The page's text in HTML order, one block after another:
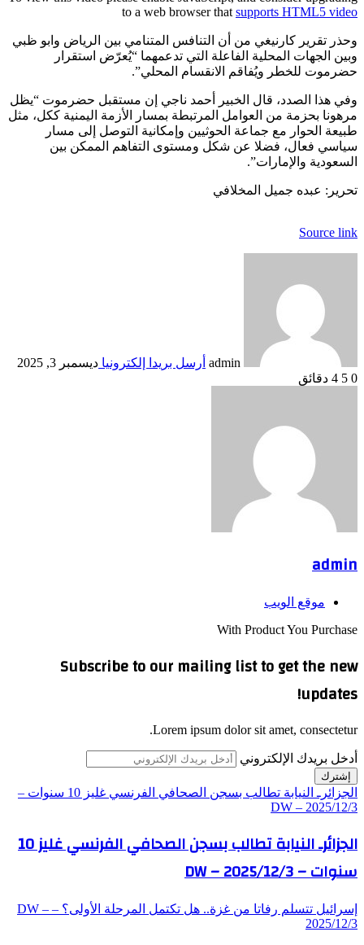
to a web browser that supports HTML5 video
وحذر تقرير كارنيغي من أن التنافس المتنامي بين الرياض وابو ظبي
وبين الجهات المحلية الفاعلة التي تدعمهما “يُعرّض استقرار
حضرموت للخطر ويُفاقم الانقسام المحلي”.
وفي هذا الصدد، قال الخبير أحمد ناجي إن مستقبل حضرموت “يظل
مرهونا بحزمة من العوامل المرتبطة بمسار الأزمة اليمنية ككل، مثل
طبيعة الحوار مع جماعة الحوثيين وإمكانية التوصل إلى مسار
سياسي فعال، فضلا عن شكل ومستوى التفاهم الممكن بين
السعودية والإمارات”.
تحرير: عبده جميل المخلافي
Source link
admin أرسل بريدا إلكترونيا ديسمبر 3, 2025
0
4 دقائق
admin
موقع الويب
With Product You Purchase
Subscribe to our mailing list to get the new
updates!
Lorem ipsum dolor sit amet, consectetur.
أدخل بريدك الإلكتروني
الجزائرـ النيابة تطالب بسجن الصحافي الفرنسي غليز 10 سنوات –
DW – 2025/12/3
الجزائرـ النيابة تطالب بسجن الصحافي الفرنسي غليز 10
سنوات – DW – 2025/12/3
إسرائيل تتسلم رفاتا من غزة.. هل تكتمل المرحلة الأولى؟ – DW –
2025/12/3